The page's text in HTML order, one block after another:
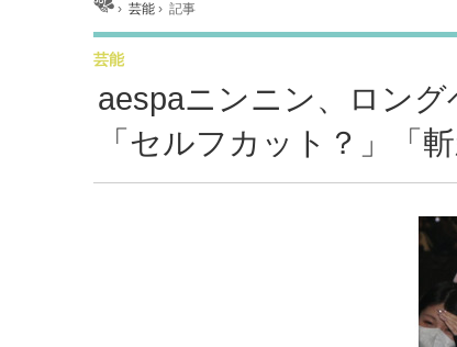
ホーム ›芸能 ›記事
aespaニンニン、ロン
「セルフカット？」「
芸能